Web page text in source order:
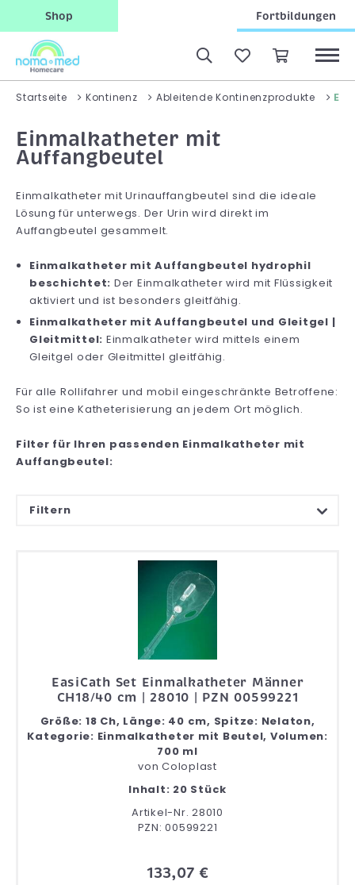
Shop Fortbildungen
Startseite Kontinenz Ableitende Kontinenzprodukte
Einmalkatheter mit
Auffangbeutel
Einmalkatheter mit Urinauffangbeutel sind die ideale
Lösung für unterwegs. Der Urin wird direkt im
Auffangbeutel gesammelt.
Einmalkatheter mit Auffangbeutel hydrophil
beschichtet: Der Einmalkatheter wird mit Flüssigkeit
aktiviert und ist besonders gleitfähig.
Einmalkatheter mit Auffangbeutel und Gleitgel |
Gleitmittel: Einmalkatheter wird mittels einem
Gleitgel oder Gleitmittel gleitfähig.
Für alle Rollifahrer und mobil eingeschränkte Betroffene:
So ist eine Katheterisierung an jedem Ort möglich.
Filter für Ihren passenden Einmalkatheter mit
Auffangbeutel:
Filtern
EasiCath Set Einmalkatheter Männer
CH18/40 cm | 28010 | PZN 00599221
Größe: 18 Ch, Länge: 40 cm, Spitze: Nelaton,
Kategorie: Einmalkatheter mit Beutel, Volumen:
700 ml
vonColoplast
Inhalt: 20 Stück
Artikel-Nr. 28010
PZN: 00599221
133,07 €